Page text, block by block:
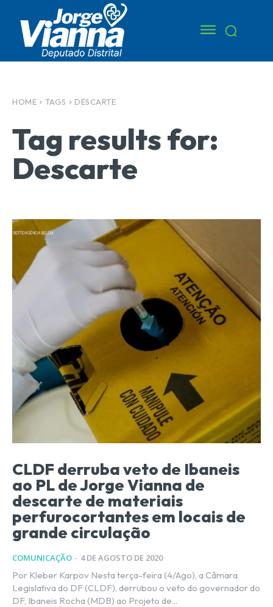
HOME TAGS DESCARTE
Tag results for:
Descarte
CLDF derruba veto de Ibaneis
ao PL de Jorge Vianna de
descarte de materiais
perfurocortantes em locais de
grande circulação
COMUNICAÇÃO - 4 DE AGOSTO DE 2020
Por Kleber Karpov Nesta terça-feira (4/Ago), a Câmara
Legislativa do DF (CLDF), derrubou o veto do governador do
DF, Ibaneis Rocha (MDB) ao Projeto de...